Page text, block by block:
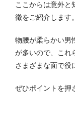
ここからは意外と
徴をご紹介します。
物腰が柔らかい男
が多いので、これ
さまざまな面で役
ぜひポイントを押